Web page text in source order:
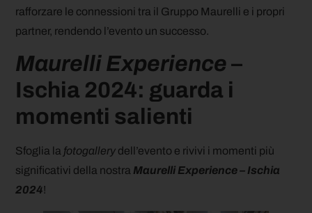
rafforzare le connessioni tra il Gruppo Maurelli e i propri
partner, rendendo l’evento un successo.
Maurelli Experience –
Ischia 2024: guarda i
momenti salienti
Sfoglia la fotogallery dell’evento e rivivi i momenti più
significativi della nostra Maurelli Experience – Ischia
2024!